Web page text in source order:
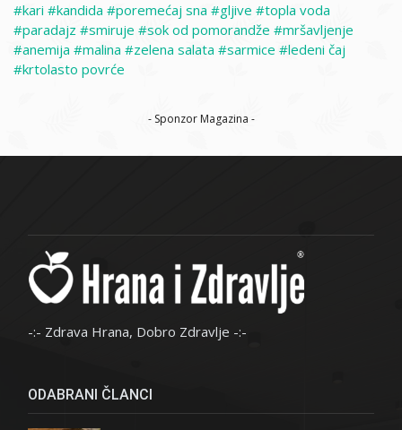
kari kandida poremećaj sna gljive
topla voda
paradajz
smiruje sok od pomorandže
mršavljenje
anemija
malina zelena salata sarmice
ledeni čaj
krtolasto povrće
- Sponzor Magazina -
-:- Zdrava Hrana, Dobro Zdravlje -:-
ODABRANI ČLANCI